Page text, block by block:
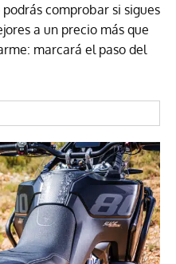
comprobar si sigues
a un precio más que
marcará el paso del